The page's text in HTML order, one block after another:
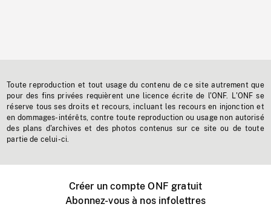
Toute reproduction et tout usage du contenu de ce site autrement que
pour des fins privées requièrent une licence écrite de l'ONF. L'ONF se
réserve tous ses droits et recours, incluant les recours en injonction et
en dommages-intérêts, contre toute reproduction ou usage non autorisé
des plans d'archives et des photos contenus sur ce site ou de toute
partie de celui-ci.
Créer un compte ONF gratuit
Abonnez-vous à nos infolettres